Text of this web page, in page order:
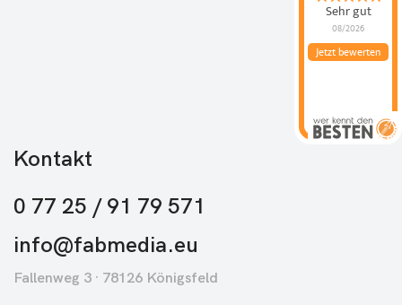
Sehr gut
08/2026
Jetzt bewerten
Kontakt
0 77 25 / 91 79 571
info@fabmedia.eu
Fallenweg 3 · 78126 Königsfeld